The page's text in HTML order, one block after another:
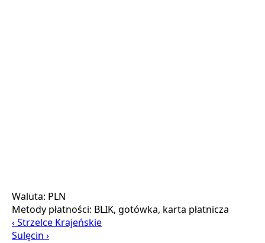
Waluta: PLN
Metody płatności: BLIK, gotówka, karta płatnicza
‹ Strzelce Krajeńskie
Sulęcin ›